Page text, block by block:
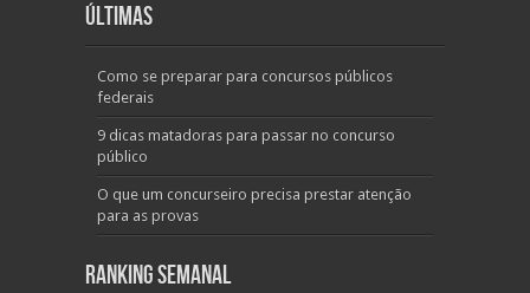
Últimas
Como se preparar para concursos públicos
federais
9 dicas matadoras para passar no concurso
público
O que um concurseiro precisa prestar atenção
para as provas
Ranking Semanal